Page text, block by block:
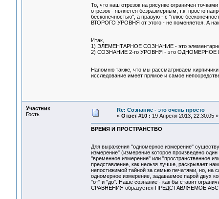
То, что наш отрезок на рисунке ограничен
отрезок - является безразмерным, т.к. просто
бесконечностью", а правую - с "плюс
ВТОРОГО УРОВНЯ от этого - не поменяется. А
Итак,
1) ЭЛЕМЕНТАРНОЕ СОЗНАНИЕ - это
2) СОЗНАНИЕ 2-го УРОВНЯ - это ОДНОМЕРНОЕ
Напомню также, что мы рассматриваем
исследование имеет прямое и самое
Участник
Гость
Re: Сознание - это очень просто
« Ответ #10 : 19 Апреля 2013, 22:30:05 »
ВРЕМЯ И ПРОСТРАНСТВО
Для выражения "одномерное измерение"
измерение" (измерение которое произведено
"временное измерение" или "пространственное
представление, как нельзя лучше, раскрывает
непостижимой тайной за семью печатями, но, на
одномерное измерение, задаваемое парой двух
"от" и "до". Наше сознание - как бы ставит
СРАВНЕНИЯ образуется ПРЕДСТАВЛЯЕМОЕ